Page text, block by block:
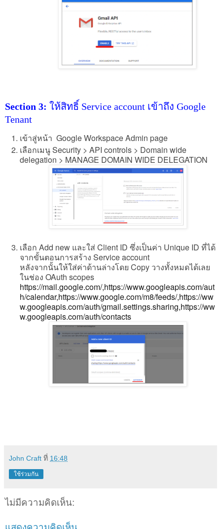
Section 3: ให้สิทธิ์ Service account เข้าถึง Google
Tenant
เข้าสู่หน้า Google Workspace Admin page
เลือกเมนู Security > API controls > Domain wide
delegation > MANAGE DOMAIN WIDE DELEGATION
เลือก Add new และใส่ Client ID ซึ่งเป็นค่า Unique ID ที่ได้
จากขั้นตอนการสร้าง Service account
หลังจากนั้นให้ใส่ค่าด้านล่างโดย Copy วางทั้งหมดได้เลย
ในช่อง OAuth scopes
https://mail.google.com/,https://www.googleapis.com/aut
h/calendar,https://www.google.com/m8/feeds/,https://ww
w.googleapis.com/auth/gmail.settings.sharing,https://ww
w.googleapis.com/auth/contacts
John Craft ที่ 16:48
ใช้ร่วมกัน
ไม่มีความคิดเห็น: